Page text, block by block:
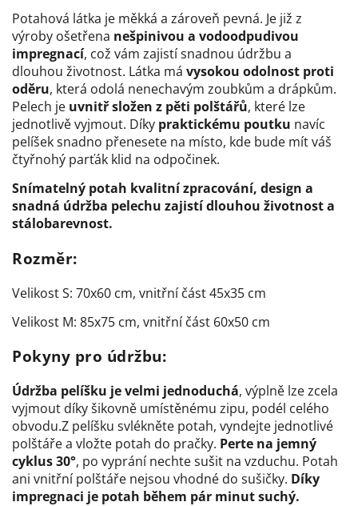
Potahová látka je měkká a zároveň pevná. Je již z
výroby ošetřena nešpinivou a vodoodpudivou
impregnací, což vám zajistí snadnou údržbu a
dlouhou životnost. Látka má vysokou odolnost proti
oděru, která odolá nenechavým zoubkům a drápkům.
Pelech je uvnitř složen z pěti polštářů, které lze
jednotlivě vyjmout. Díky praktickému poutku navíc
pelíšek snadno přenesete na místo, kde bude mít váš
čtyřnohý parťák klid na odpočinek.
Snímatelný potah kvalitní zpracování, design a
snadná údržba pelechu zajistí dlouhou životnost a
stálobarevnost.
Rozměr:
Velikost S: 70x60 cm, vnitřní část 45x35 cm
Velikost M: 85x75 cm, vnitřní část 60x50 cm
Pokyny pro údržbu:
Údržba pelíšku je velmi jednoduchá, výplně lze zcela
vyjmout díky šikovně umístěnému zipu, podél celého
obvodu.Z pelíšku svlékněte potah, vyndejte jednotlivé
polštáře a vložte potah do pračky. Perte na jemný
cyklus 30°, po vyprání nechte sušit na vzduchu. Potah
ani vnitřní polštáře nejsou vhodné do sušičky. Díky
impregnaci je potah během pár minut suchý.